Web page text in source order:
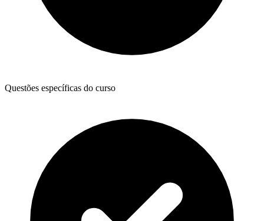
Questões específicas do curso